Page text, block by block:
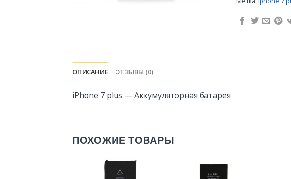
ОПИСАНИЕ ОТЗЫВЫ (0)
iPhone 7 plus — Аккумуляторная батарея
ПОХОЖИЕ ТОВАРЫ